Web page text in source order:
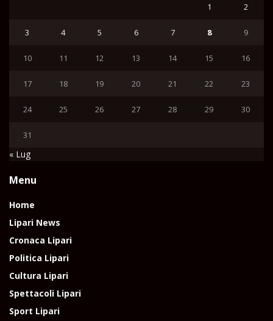
1 2
3 4 5 6 7 8 9
10 11 12 13 14 15 16
17 18 19 20 21 22 23
24 25 26 27 28 29 30
31
« Lug
Menu
Home
Lipari News
Cronaca Lipari
Politica Lipari
Cultura Lipari
Spettacoli Lipari
Sport Lipari